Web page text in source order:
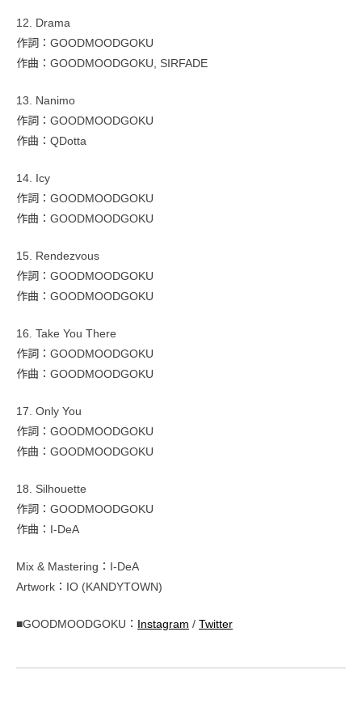
12. Drama
作詞：GOODMOODGOKU
作曲：GOODMOODGOKU, SIRFADE
13. Nanimo
作詞：GOODMOODGOKU
作曲：QDotta
14. Icy
作詞：GOODMOODGOKU
作曲：GOODMOODGOKU
15. Rendezvous
作詞：GOODMOODGOKU
作曲：GOODMOODGOKU
16. Take You There
作詞：GOODMOODGOKU
作曲：GOODMOODGOKU
17. Only You
作詞：GOODMOODGOKU
作曲：GOODMOODGOKU
18. Silhouette
作詞：GOODMOODGOKU
作曲：I-DeA
Mix & Mastering：I-DeA
Artwork：IO (KANDYTOWN)
■GOODMOODGOKU： Instagram / Twitter